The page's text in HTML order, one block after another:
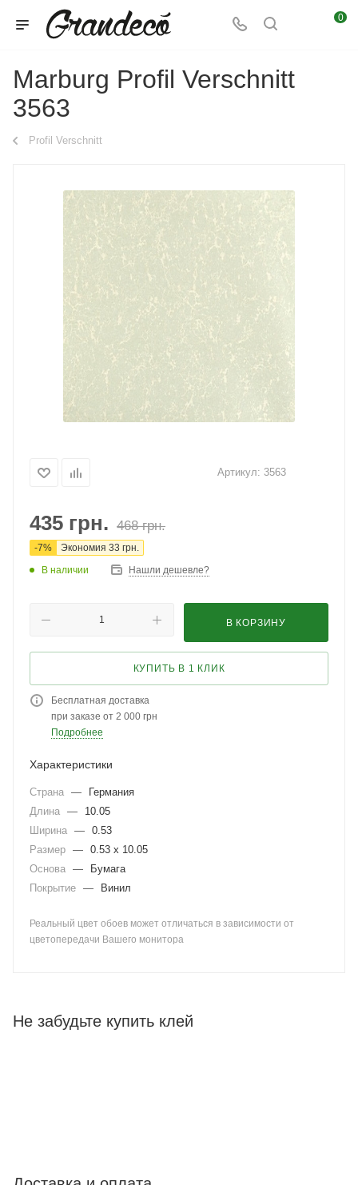
0
Marburg Profil Verschnitt
3563
Profil Verschnitt
Артикул: 3563
435 грн. 468грн.
-7% Экономия 33 грн.
В наличии
Нашли дешевле?
В КОРЗИНУ
КУПИТЬ В 1 КЛИК
Бесплатная доставка
при заказе от 2 000 грн
Подробнее
Характеристики
Страна —
Германия
Длина —
10.05
Ширина — 0.53
Размер — 0.53 x 10.05
Основа —
Бумага
Покрытие — Винил
Реальный цвет обоев может отличаться в зависимости от
цветопередачи Вашего монитора
Не забудьте купить клей